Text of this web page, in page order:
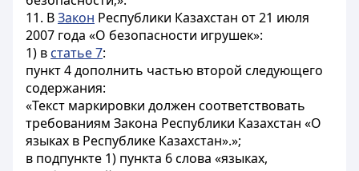
11. ВЗакон Республики Казахстан от 21 июля
2007 года «О безопасности игрушек»:
1) в статье 7:
пункт 4 дополнить частью второй следующего
содержания:
«Текст маркировки должен соответствовать
требованиям Закона Республики Казахстан «О
языках в Республике Казахстан».»;
в подпункте 1) пункта 6 слова «языках,